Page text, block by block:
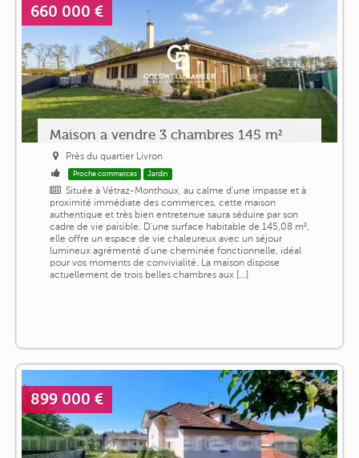
660 000 €
Maison a vendre 3 chambres 145 m²
Près du quartier Livron
Proche commerces Jardin
Située à Vétraz-Monthoux, au calme d'une impasse et à
proximité immédiate des commerces, cette maison
authentique et très bien entretenue saura séduire par son
cadre de vie paisible. D'une surface habitable de 145,08 m²,
elle offre un espace de vie chaleureux avec un séjour
lumineux agrémenté d'une cheminée fonctionnelle, idéal
pour vos moments de convivialité. La maison dispose
actuellement de trois belles chambres aux [...]
899 000 €